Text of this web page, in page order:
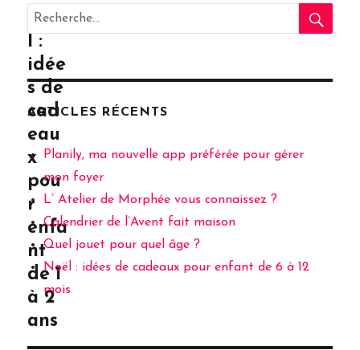
l’article
Noë
l :
idée
s de
cad
eau
x
pou
r
enfa
nt
de 1
à 2
ans
Recherche
pour
:
ARTICLES RÉCENTS
Planily, ma nouvelle app préférée pour gérer
mon foyer
L’ Atelier de Morphée vous connaissez ?
Calendrier de l’Avent fait maison
Quel jouet pour quel âge ?
Noël : idées de cadeaux pour enfant de 6 à 12
mois